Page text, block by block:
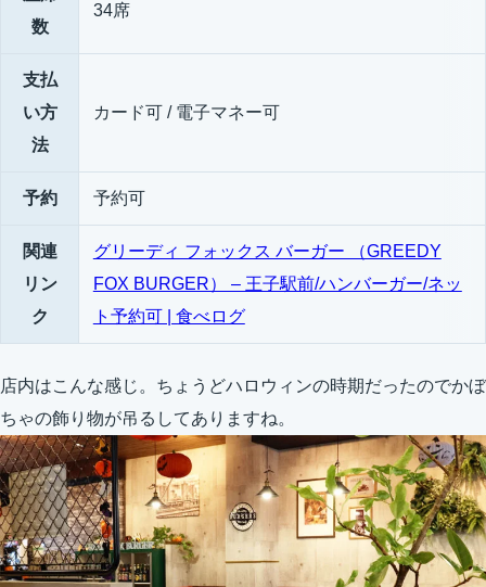
数
34席
支払
い方
法
カード可 / 電子マネー可
予約 予約可
関連
リン
ク
グリーディ フォックス バーガー （GREEDY
FOX BURGER） – 王子駅前/ハンバーガー/ネッ
ト予約可 | 食べログ
店内はこんな感じ。ちょうどハロウィンの時期だったのでかぼ
ちゃの飾り物が吊るしてありますね。